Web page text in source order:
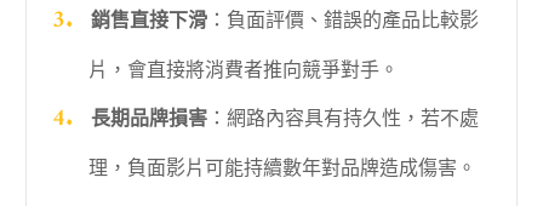
銷售直接下滑：負面評價、錯誤的產品比較影
片，會直接將消費者推向競爭對手。
長期品牌損害：網路內容具有持久性，若不處
理，負面影片可能持續數年對品牌造成傷害。